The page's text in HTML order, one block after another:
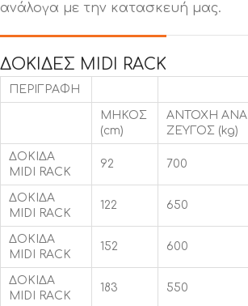
ανάλογα με την κατασκευή μας.
ΔΟΚΙΔΕΣ MIDI RACK
ΠΕΡΙΓΡΑΦΗ
MHKOΣ
(cm)
ΑΝΤΟΧΗ ΑΝA
ΖΕΥΓΟΣ (kg)
ΔΟΚΙΔΑ
MIDI RACK
92 700
ΔΟΚΙΔΑ
MIDI RACK
122 650
ΔΟΚΙΔΑ
MIDI RACK
152 600
ΔΟΚΙΔΑ
MIDI RACK
183 550